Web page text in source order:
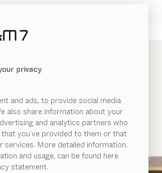
privacy
and ads, to provide social media
also share information about your
and analytics partners who
you’ve provided to them or that
services. More detailed information,
and usage, can be found here
statement.